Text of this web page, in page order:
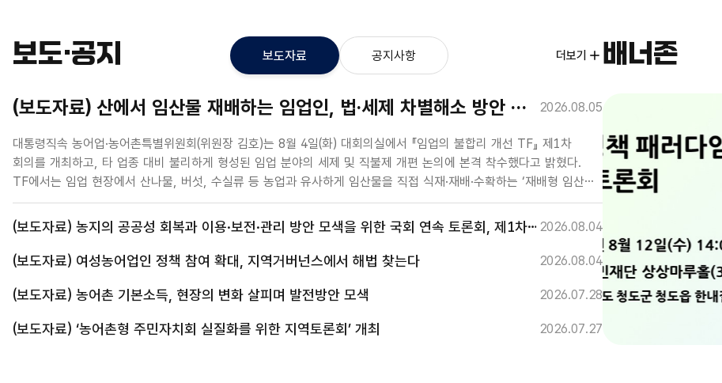
보도·공지 보도자료 공지사항 더보기
(보도자료) 산에서 임산물 재배하는 임업인, 법·세제 차별해소 방안 들여다 본다 2026.08.05
대통령직속 농어업·농어촌특별위원회(위원장 김호)는 8월 4일(화) 대회의실에서 『임업의 불합리 개선 TF』 제1차
회의를 개최하고, 타 업종 대비 불리하게 형성된 임업 분야의 세제 및 직불제 개편 논의에 본격 착수했다고 밝혔다.
TF에서는 임업 현장에서 산나물, 버섯, 수실류 등 농업과 유사하게 임산물을 직접 식재·재배·수확하는 ‘재배형 임산물
생산’이 확대되었음에도, 관련 법·제도가 과거의 조림·육림·벌채 및 산림 보전 중심으로 설계되어 있어 현실에 맞게
개선할 필요가 있음을 공유하고, 이에 따라 세제 감면과 직불제 지원에서 발생하는 상대적 불이익을 해소하기 위한
제도 개선 방향을 중심으로 논의를 이어갈 예정이다. 이날 회의에서는 구자춘 TF 단장(한국농촌경제연구원 연구위원)
의 발표를 바탕으로 세제 및 직불제 분야의 구조적 문제점과 구체적인 개선 방향을 논의하였다. 특히, 참석자들은
생산활동으로 보아야 한다는 데 공감하였다. 이에 대한 개선 방안으로 표준산업분류체계의 세분화와 법률상 농림업의
“임업인은 국토의 63%에 달하는 산림을 가꾸며 공익적 가치를 창출하고 있음에도 제도적 틀 때문에 불합리한 차별을
새글
(보도자료) 농지의 공공성 회복과 이용·보전·관리 방안 모색을 위한 국회 연속 토론회, 제1차 임대차 제도 개편 방안 논의 2026.08.04
새글
(보도자료) 여성농어업인 정책 참여 확대, 지역거버넌스에서 해법 찾는다 2026.08.04
(보도자료) 농어촌 기본소득, 현장의 변화 살피며 발전방안 모색 2026.07.28
(보도자료) ‘농어촌형 주민자치회 실질화를 위한 지역토론회’ 개최 2026.07.27
배너존